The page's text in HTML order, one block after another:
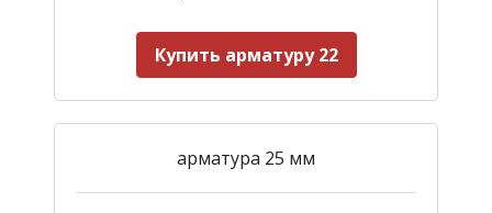
Купить арматуру 22
арматура 25 мм